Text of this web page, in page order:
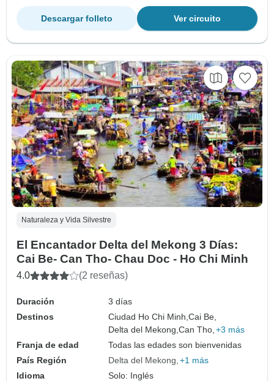
Ver circuito
Descargar folleto
Naturaleza y Vida Silvestre
El Encantador Delta del Mekong 3 Días:
Cai Be- Can Tho- Chau Doc - Ho Chi Minh
4.0 (2 reseñas)
Duración
3 días
Destinos
Ciudad Ho Chi Minh,Cai Be,
Delta del Mekong,Can Tho, +3 más
Franja de edad
Todas las edades son bienvenidas
País Región
Delta del Mekong +1 más
Idioma
Solo: Inglés